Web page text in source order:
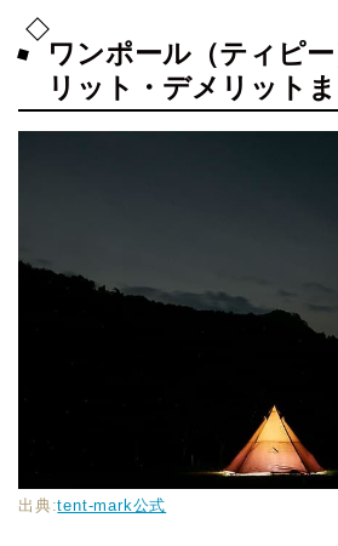
ワンポール（ティピ
リット・デメリット
出典:tent-mark公式